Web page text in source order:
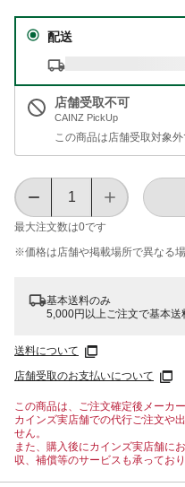
配送
店舗受取不可
CAINZ PickUp
この商品は店舗受取対象外
最大注文数は0です
※価格は​店舗や​掲載場所で​異なる​場
基本送料のみ
5,000円以上ご注文で基本送
送料について
店舗受取のお支払いについて
この商品は、ご注文確定後メーカ
カインズ実店舗での代行ご注文や
せん。
また、購入後にカインズ実店舗に
収、補償等のサービスも承っており